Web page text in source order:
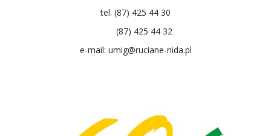
tel. (87) 425 44 30
(87) 425 44 32
e-mail: umig@ruciane-nida.pl